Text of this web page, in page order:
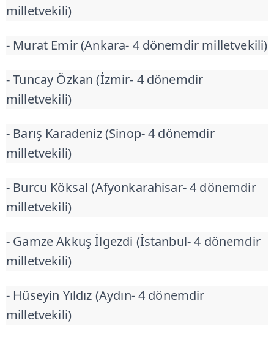
milletvekili)
- Murat Emir (Ankara- 4 dönemdir milletvekili)
- Tuncay Özkan (İzmir- 4 dönemdir
milletvekili)
- Barış Karadeniz (Sinop- 4 dönemdir
milletvekili)
- Burcu Köksal (Afyonkarahisar- 4 dönemdir
milletvekili)
- Gamze Akkuş İlgezdi (İstanbul- 4 dönemdir
milletvekili)
- Hüseyin Yıldız (Aydın- 4 dönemdir
milletvekili)